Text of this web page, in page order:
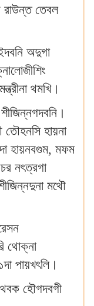
রাউন্ত তেবল
অদুগা
থমখি‍।
হায়না
হায়নবগুম, মফম
নৎত্রগা
মথৌ
থোক্না
পায়খৎলি‍।
হৌগদবগী